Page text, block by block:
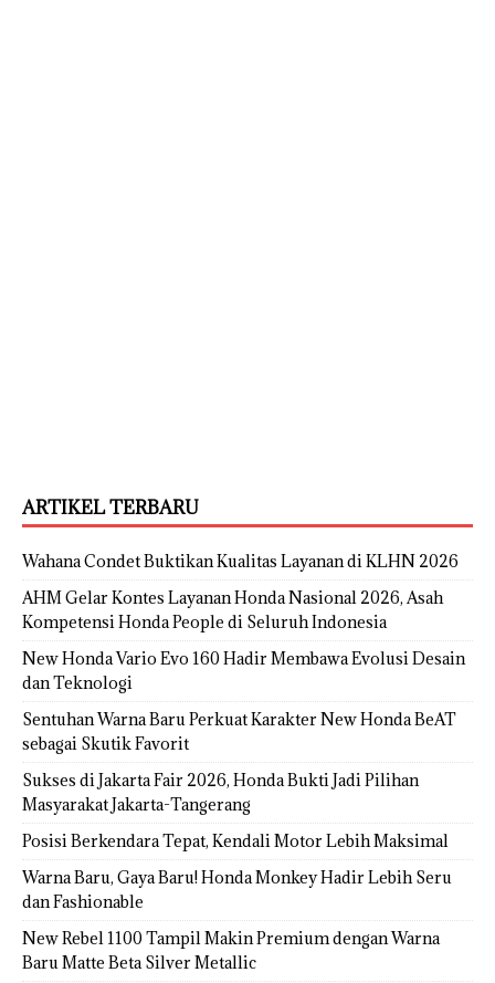
ARTIKEL TERBARU
Wahana Condet Buktikan Kualitas Layanan di KLHN 2026
AHM Gelar Kontes Layanan Honda Nasional 2026, Asah
Kompetensi Honda People di Seluruh Indonesia
New Honda Vario Evo 160 Hadir Membawa Evolusi Desain
dan Teknologi
Sentuhan Warna Baru Perkuat Karakter New Honda BeAT
sebagai Skutik Favorit
Sukses di Jakarta Fair 2026, Honda Bukti Jadi Pilihan
Masyarakat Jakarta-Tangerang
Posisi Berkendara Tepat, Kendali Motor Lebih Maksimal
Warna Baru, Gaya Baru! Honda Monkey Hadir Lebih Seru
dan Fashionable
New Rebel 1100 Tampil Makin Premium dengan Warna
Baru Matte Beta Silver Metallic